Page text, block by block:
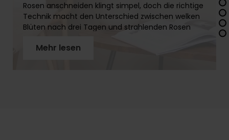
Rosen anschneiden klingt simpel, doch die richtige
Technik macht den Unterschied zwischen welken
Blüten nach drei Tagen und strahlenden Rosen
Schritt für Schritt, wie Du Rosenstiele richtig
Mehr lesen